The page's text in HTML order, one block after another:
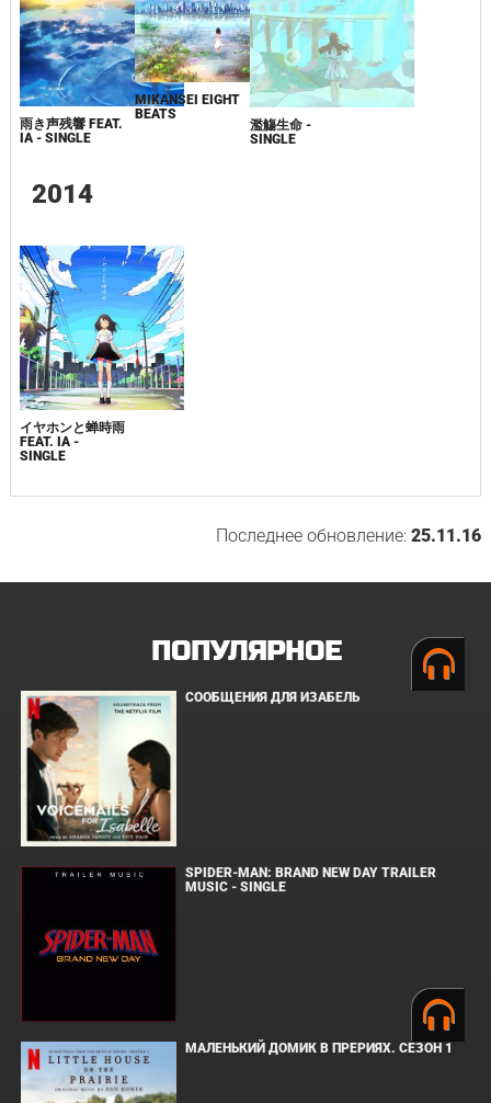
雨き声残響 FEAT.
IA - SINGLE
MIKANSEI EIGHT
BEATS
濫觴生命 -
SINGLE
2014
イヤホンと蝉時雨
FEAT. IA -
SINGLE
Последнее обновление:25.11.16
ПОПУЛЯРНОЕ
СООБЩЕНИЯ ДЛЯ ИЗАБЕЛЬ
SPIDER-MAN: BRAND NEW DAY TRAILER
MUSIC - SINGLE
МАЛЕНЬКИЙ ДОМИК В ПРЕРИЯХ. СЕЗОН 1